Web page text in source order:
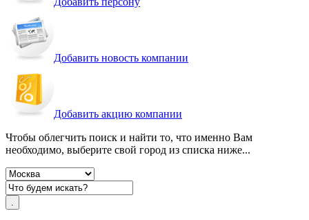
Добавить новость компании
Добавить акцию компании
Чтобы облегчить поиск и найти то, что именно Вам
необходимо, выберите свой город из списка ниже...